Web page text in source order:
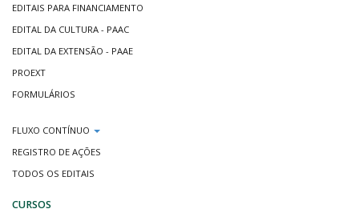
EDITAIS PARA FINANCIAMENTO
EDITAL DA CULTURA - PAAC
EDITAL DA EXTENSÃO - PAAE
PROEXT
FORMULÁRIOS
FLUXO CONTÍNUO
REGISTRO DE AÇÕES
TODOS OS EDITAIS
CURSOS